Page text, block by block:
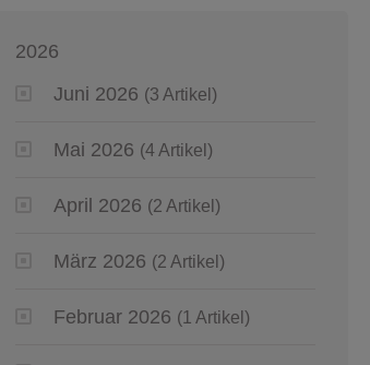
2026
Juni 2026 (3 Artikel)
Mai 2026 (4 Artikel)
April 2026 (2 Artikel)
März 2026 (2 Artikel)
Februar 2026 (1 Artikel)